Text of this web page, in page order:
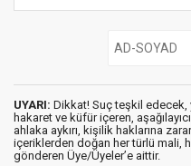
UYARI: Dikkat! Suç teşkil edecek,
hakaret ve küfür içeren,
ahlaka aykırı, kişilik haklarına
içeriklerden doğan her türlü mali,
gönderen Üye/Üyeler’e aittir.